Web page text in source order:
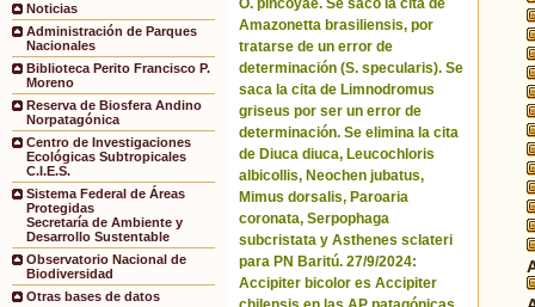
Noticias
Administración de Parques
Nacionales
Biblioteca Perito Francisco P.
Moreno
Reserva de Biosfera Andino
Norpatagónica
Centro de Investigaciones
Ecológicas Subtropicales
C.I.E.S.
Sistema Federal de Áreas
Protegidas
Secretaría de Ambiente y
Desarrollo Sustentable
Observatorio Nacional de
Biodiversidad
Otras bases de datos
O. pincoyae. Se sacó la cita de
Amazonetta brasiliensis, por
tratarse de un error de
determinación (S. specularis). Se
saca la cita de Limnodromus
griseus por ser un error de
determinación. Se elimina la cita
de Diuca diuca, Leucochloris
albicollis, Neochen jubatus,
Mimus dorsalis, Paroaria
coronata, Serpophaga
subcristata y Asthenes sclateri
para PN Baritú. 27/9/2024:
Accipiter bicolor es Accipiter